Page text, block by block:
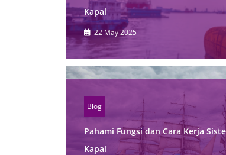
Kapal
22 May 2025
Blog
Pahami Fungsi dan Cara Kerja
Kapal